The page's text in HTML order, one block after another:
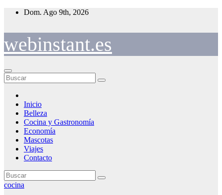
Saltar
Dom. Ago 9th, 2026
webinstant.es
Inicio
Belleza
Cocina y Gastronomía
Economía
Mascotas
Viajes
Contacto
cocina